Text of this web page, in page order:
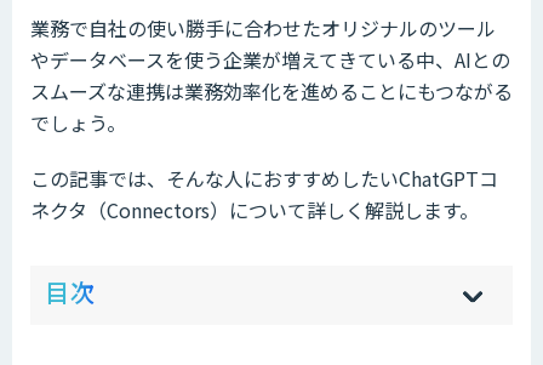
業務で自社の使い勝手に合わせたオリジナルのツール
やデータベースを使う企業が増えてきている中、AIとの
スムーズな連携は業務効率化を進めることにもつながる
でしょう。
この記事では、そんな人におすすめしたいChatGPTコ
ネクタ（Connectors）について詳しく解説します。
目次 hi
]
sh
]